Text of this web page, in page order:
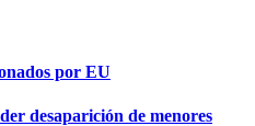
por EU
desaparición de menores